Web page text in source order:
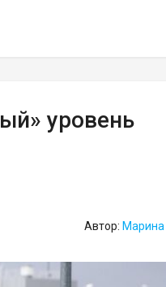
уровень
Автор: Марина